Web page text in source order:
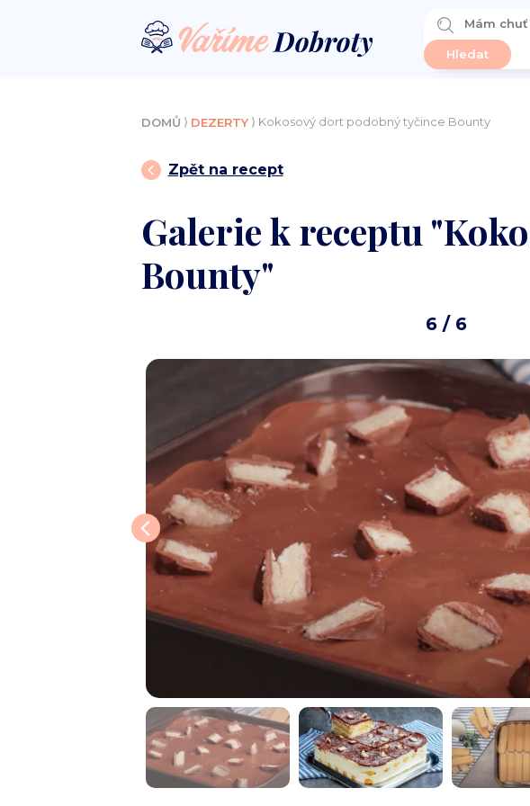
DOMŮ ⟩ DEZERTY⟩ Kokosový dort podobný tyčince Bounty
Zpět na recept
Galerie k receptu
Bounty"
6 / 6